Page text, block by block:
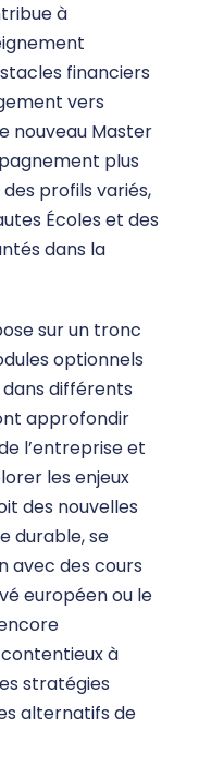
à
financiers
vers
nouveau Master
plus
profils variés,
Écoles et des
dans la
sur un tronc
optionnels
différents
approfondir
l’entreprise et
les enjeux
des nouvelles
durable, se
avec des cours
européen ou le
à
stratégies
alternatifs de